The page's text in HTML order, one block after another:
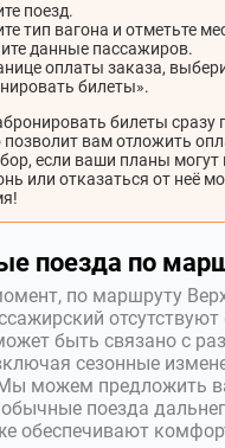
поезд.
тип вагона и отметьте
данные пассажиров.
оплаты заказа,
билеты».
билеты сразу
вам отложить
если ваши планы могут
или отказаться от неё
поезда по
по маршруту
быть связано с
сезонные
можем предложить
поезда
обеспечивают